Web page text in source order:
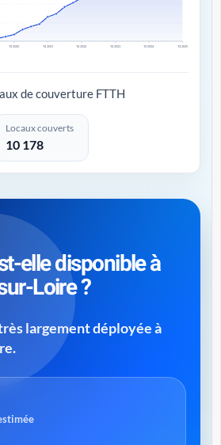
T4 2020 T4 2021 T4 2022 T4 2023 T4 2024 T4 2025
de couverture FTTH
Locaux couverts
10 178
elle disponible à
Loire ?
largement déployée à